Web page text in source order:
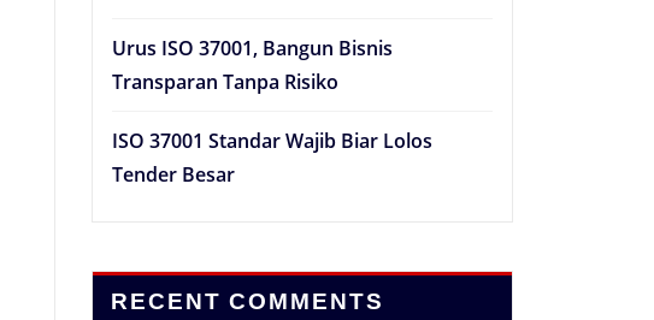
Urus ISO 37001, Bangun Bisnis
Transparan Tanpa Risiko
ISO 37001 Standar Wajib Biar Lolos
Tender Besar
RECENT COMMENTS